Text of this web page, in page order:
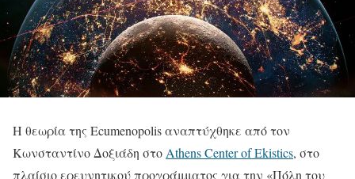
Η θεωρία της Ecumenopolis αναπτύχθηκε από τον
Κωνσταντίνο Δοξιάδη στο Athens Center of Ekistics, στο
πλαίσιο ερευνητικού προγράμματος για την «Πόλη του